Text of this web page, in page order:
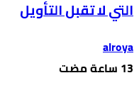
التي لا تقبل التأويل
alroya